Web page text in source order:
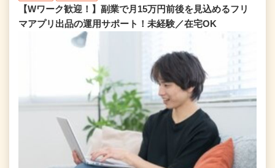
【Wワーク歓迎！】副業で月15万円前後を見込めるフリ
マアプリ出品の運用サポート！未経験／在宅OK